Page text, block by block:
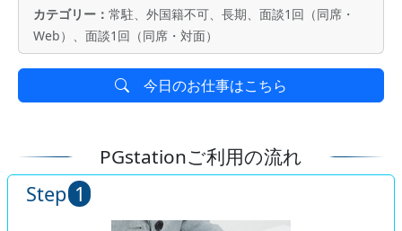
カテゴリー： 常駐、外国籍不可、長期、面談1回（同席・
Web）、面談1回（同席・対面）
今日のお仕事はこちら
PGstationご利用の流れ
Step 1